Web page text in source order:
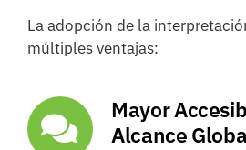
La adopción de la
múltiples ventajas:
Mayor
Alcance